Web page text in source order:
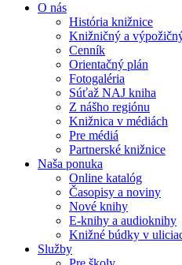
O nás
História knižnice
Knižničný a
Cenník
Orientačný plán
Fotogaléria
Súťaž NAJ kniha
Z nášho regiónu
Knižnica v médiách
Pre médiá
Partnerské knižnice
Naša ponuka
Online katalóg
Časopisy a noviny
Nové knihy
E-knihy a audioknihy
Knižné búdky v
Služby